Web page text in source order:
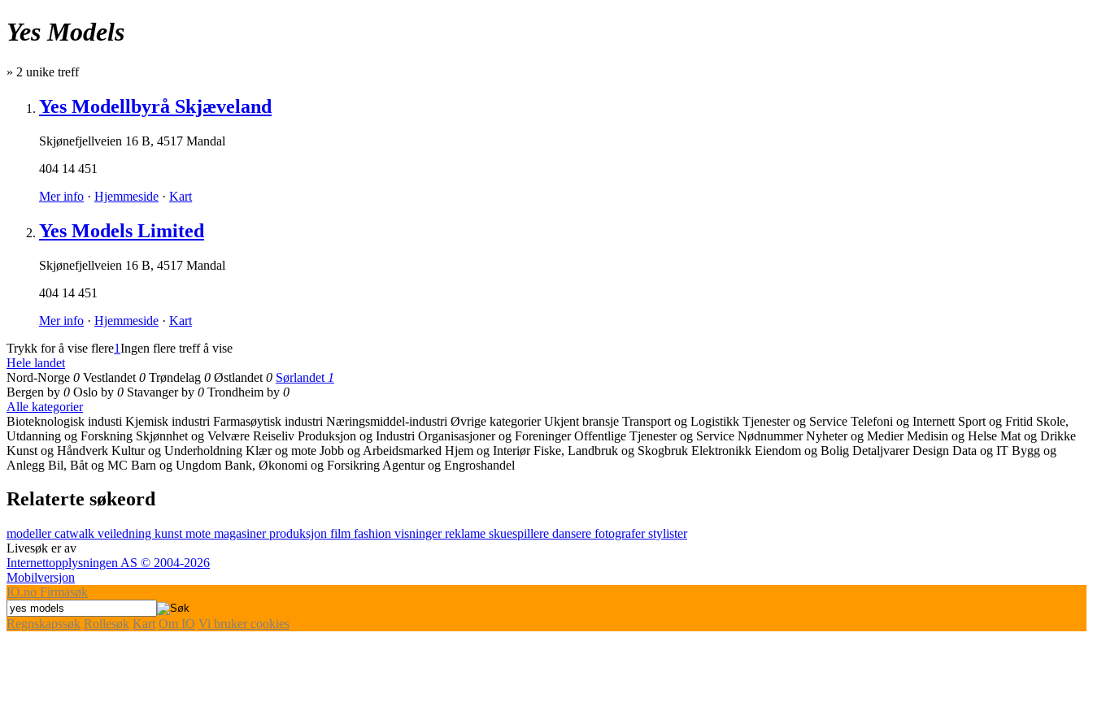
Yes Models
» 2 unike treff
Yes Modellbyrå Skjæveland
Skjønefjellveien 16 B, 4517 Mandal
404 14 451
Mer info · Hjemmeside · Kart
Yes Models Limited
Skjønefjellveien 16 B, 4517 Mandal
404 14 451
Mer info · Hjemmeside · Kart
Trykk for å vise flere1Ingen flere treff å vise
Hele landet
Nord-Norge 0 Vestlandet 0 Trøndelag 0 Østlandet 0 Sørlandet 1
Bergen by 0 Oslo by 0 Stavanger by 0 Trondheim by 0
Alle kategorier
Bioteknologisk industi Kjemisk industri Farmasøytisk industri Næringsmiddel-industri Øvrige kategorierUkjent bransje Transport og Logistikk Tjenester og Service Telefoni og Internett Sport og Fritid Skole,
Utdanning og Forskning Skjønnhet og Velvære Reiseliv Produksjon og Industri Organisasjoner og ForeningerOffentlige Tjenester og Service NødnummerNyheter og MedierMedisin og Helse Mat og Drikke
Kunst og Håndverk Kultur og Underholdning Klær og mote Jobb og Arbeidsmarked Hjem og InteriørFiske, Landbruk og Skogbruk Elektronikk Eiendom og Bolig DetaljvarerDesign Data og IT Bygg og
Anlegg Bil, Båt og MC Barn og Ungdom Bank, Økonomi og Forsikring Agentur og Engroshandel
Relaterte søkeord
modellercatwalk veiledning kunst mote magasinerproduksjon film fashion visningerreklame skuespillere dansere fotograferstylister
Livesøk er av
Internettopplysningen AS © 2004-2026
Mobilversjon
IO.no Firmasøk
Regnskapssøk Rollesøk Kart Om IO Vi bruker cookies